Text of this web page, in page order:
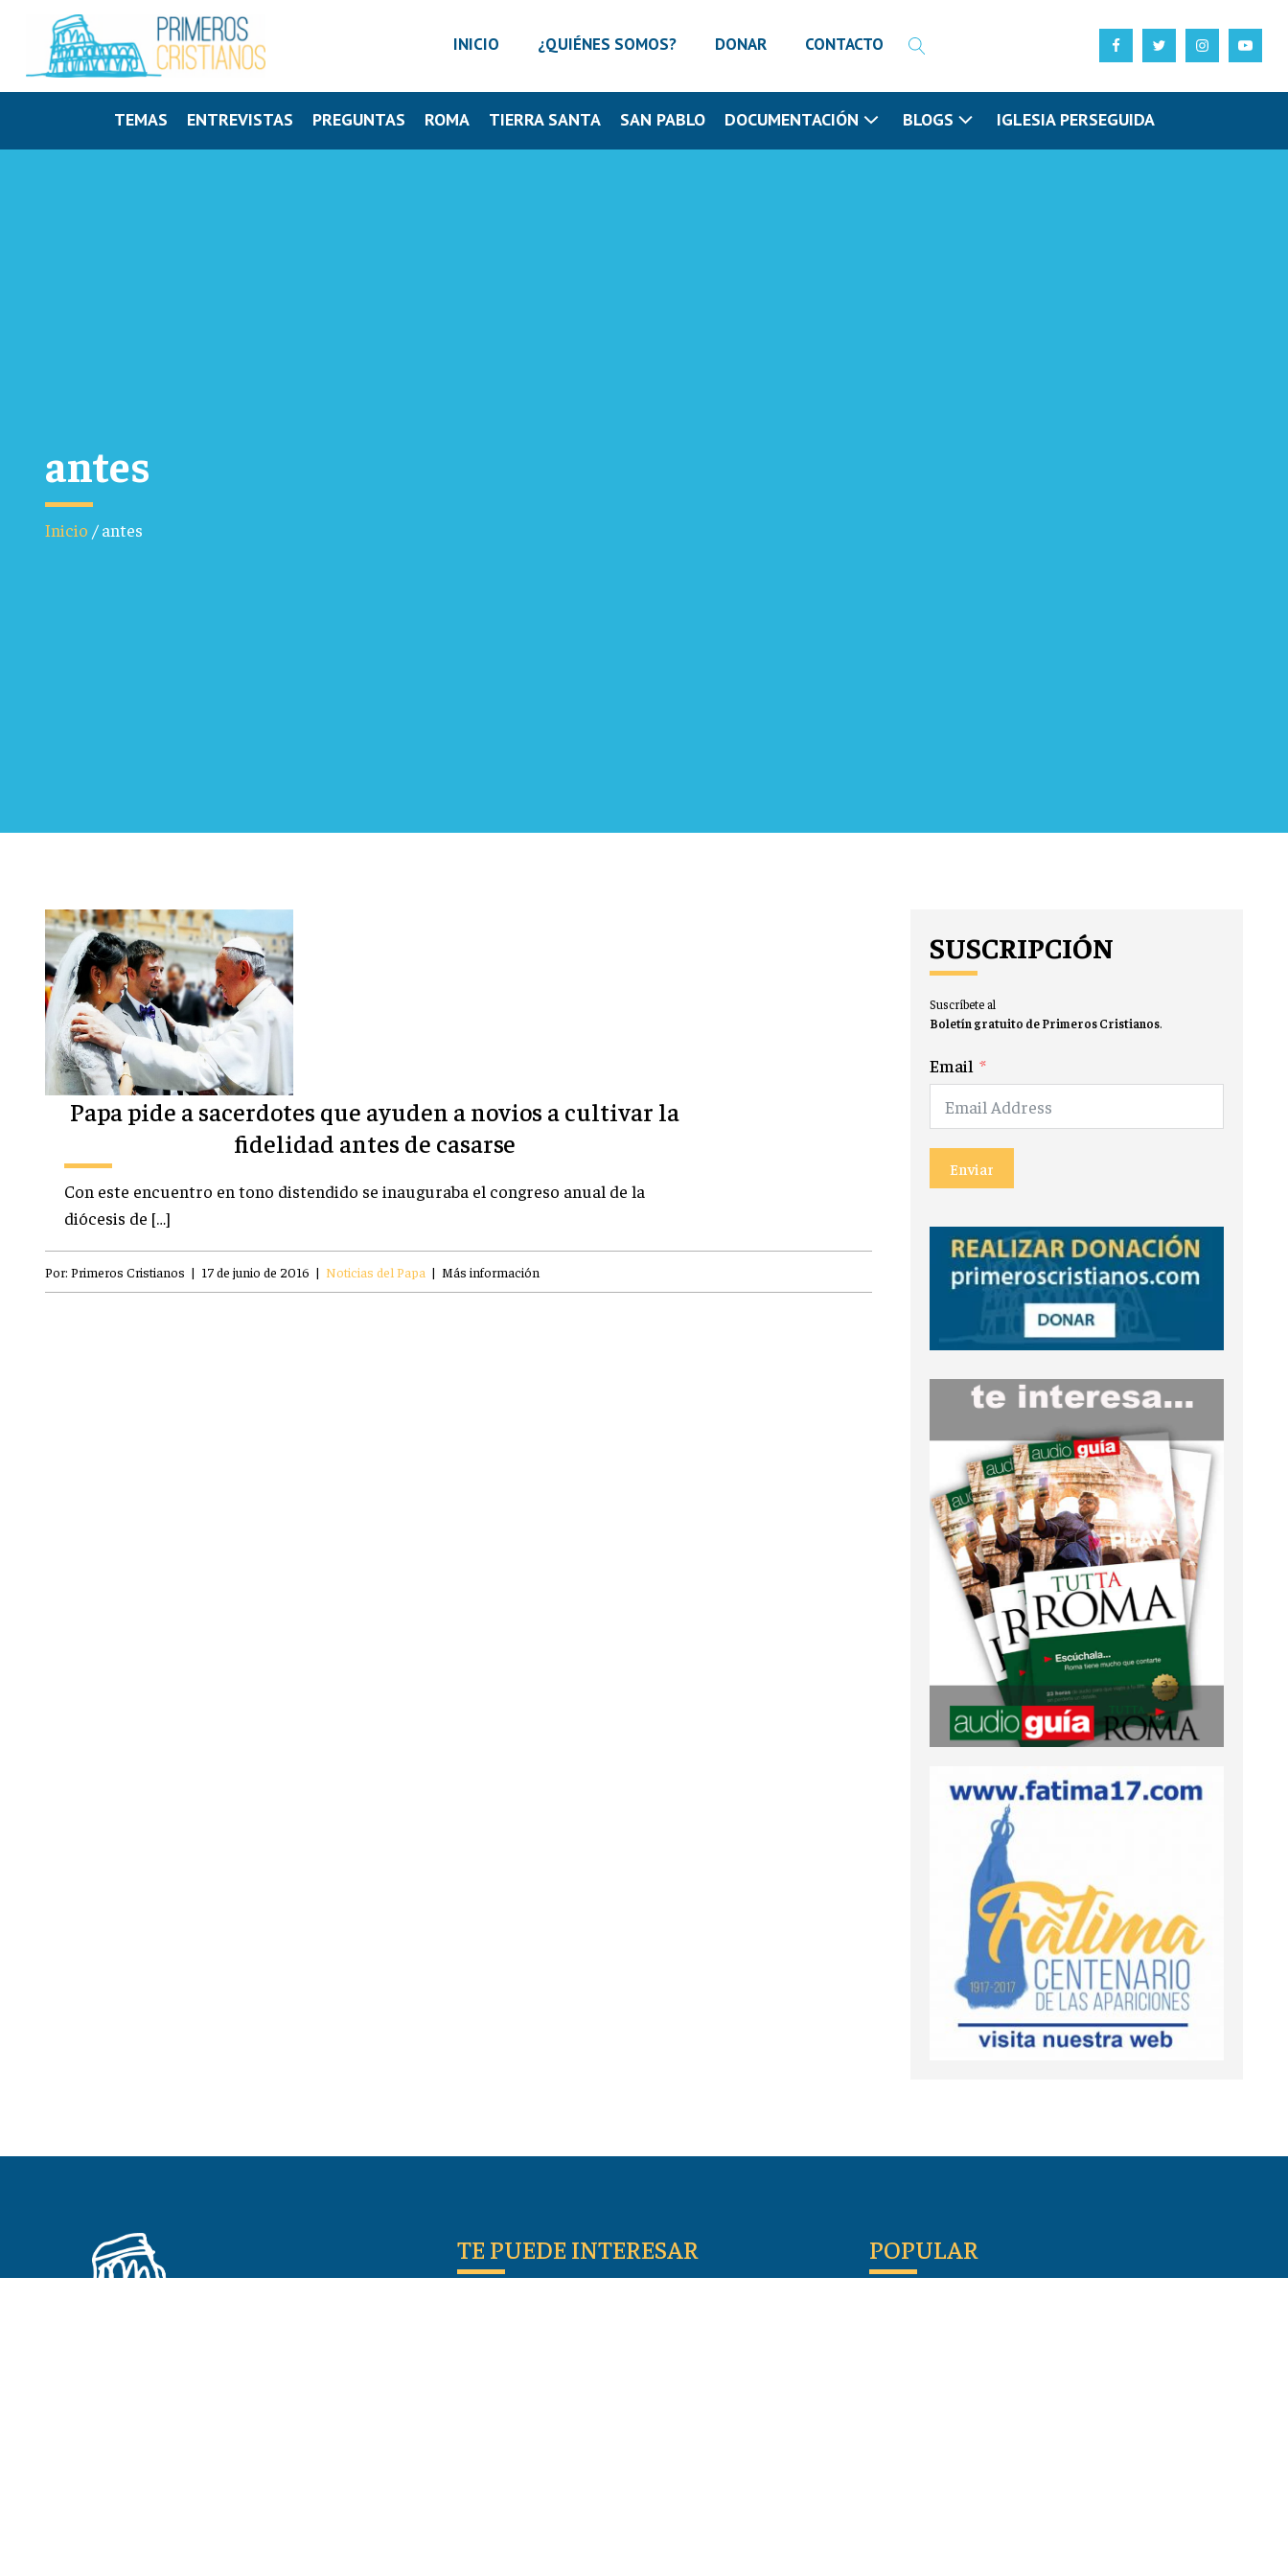
INICIO ¿QUIÉNES SOMOS? DONAR CONTACTO
TEMAS ENTREVISTAS PREGUNTAS ROMA TIERRA SANTA SAN PABLO DOCUMENTACIÓN BLOGS IGLESIA PERSEGUIDA
antes
Inicio /antes
Papa pide a sacerdotes que ayuden a novios a cultivar la
fidelidad antes de casarse
Con este encuentro en tono distendido se inauguraba el congreso anual de la
diócesis de […]
Por: Primeros Cristianos | 17 de junio de 2016 | Noticias del Papa | Más información
SUSCRIPCIÓN
Suscríbete al
Boletín gratuito de Primeros Cristianos.
Email
Enviar
TE PUEDE INTERESAR POPULAR